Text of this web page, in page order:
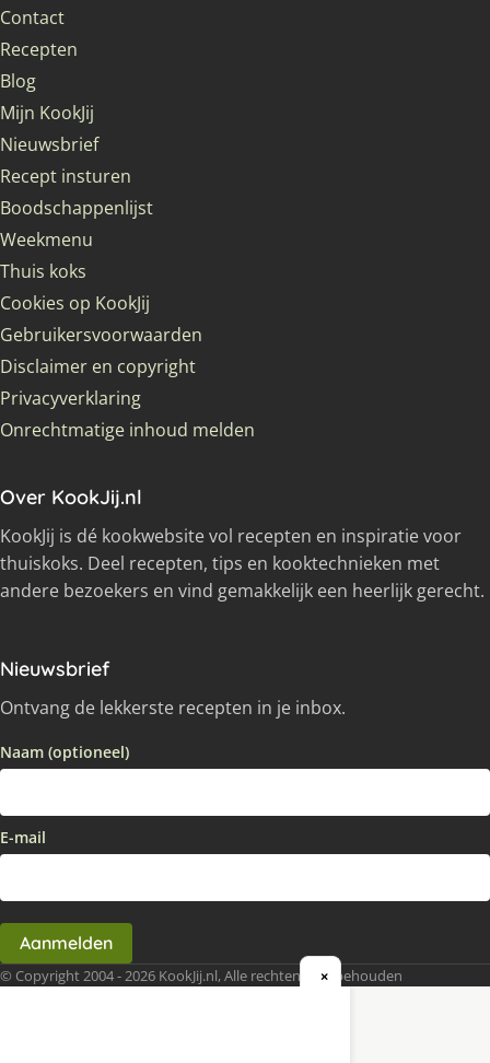
Contact
Recepten
Blog
Mijn KookJij
Nieuwsbrief
Recept insturen
Boodschappenlijst
Weekmenu
Thuis koks
Cookies op KookJij
Gebruikersvoorwaarden
Disclaimer en copyright
Privacyverklaring
Onrechtmatige inhoud melden
Over KookJij.nl
KookJij is dé kookwebsite vol recepten en inspiratie voor
thuiskoks. Deel recepten, tips en kooktechnieken met
andere bezoekers en vind gemakkelijk een heerlijk gerecht.
Nieuwsbrief
Ontvang de lekkerste recepten in je inbox.
Naam (optioneel)
E-mail
Aanmelden
© Copyright 2004 - 2026 KookJij.nl, Alle rechten voorbehouden
×